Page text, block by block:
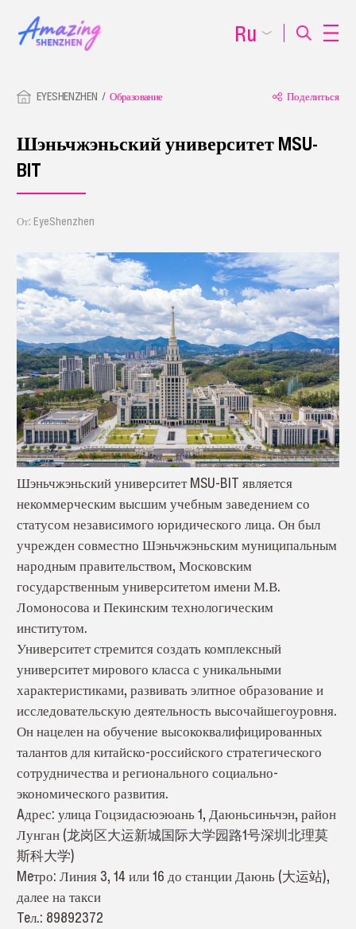
EYESHENZHEN Образование Поделиться
Шэньчжэньский университет MSU-
BIT
От: EyeShenzhen
Шэньчжэньский университет MSU-BIT является
некоммерческим высшим учебным заведением со
статусом независимого юридического лица. Он был
учрежден совместно Шэньчжэньским муниципальным
народным правительством, Московским
государственным университетом имени М.В.
Ломоносова и Пекинским технологическим
институтом.
Университет стремится создать комплексный
университет мирового класса с уникальными
характеристиками, развивать элитное образование и
исследовательскую деятельность высочайшегоуровня.
Он нацелен на обучение высококвалифицированных
талантов для китайско-российского стратегического
сотрудничества и регионального социально-
экономического развития.
Aдрес: улица Гоцзидасюэюань 1, Даюньсиньчэн, район
Лунган (龙岗区大运新城国际大学园路1号深圳北理莫
斯科大学)
Meтро: Линия 3, 14 или 16 до станции Даюнь (大运站),
далее на такси
Teл.: 89892372
Ru